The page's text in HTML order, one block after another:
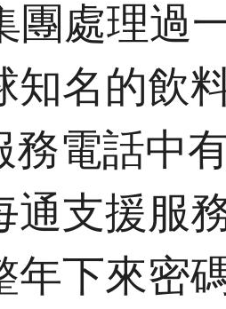
團處理過
知名的飲
務電話中
通支援服
年下來密